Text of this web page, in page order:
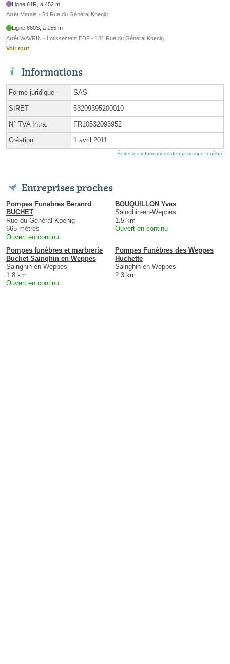
Ligne 61R, à 452 m
Arrêt Marais - 54 Rue du Général Koenig
Ligne 880S, à 155 m
Arrêt WAVRIN - Lotissement EDF - 181 Rue du Général Koenig
Voir tout
Informations
Forme juridique SAS
SIRET 53209395200010
N° TVA Intra. FR10532093952
Création 1 avril 2011
Éditer les informations de ma pompe funèbre
Entreprises proches
Pompes Funebres Beranrd
BUCHET
Rue du Général Koenig
665 mètres
Ouvert en continu
BOUQUILLON Yves
Sainghin-en-Weppes
1.5 km
Ouvert en continu
Pompes funèbres et marbrerie
Buchet Sainghin en Weppes
Sainghin-en-Weppes
1.8 km
Ouvert en continu
Pompes Funèbres des Weppes
Huchette
Sainghin-en-Weppes
2.3 km